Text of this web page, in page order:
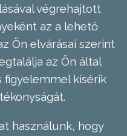
végrehajtott
az a lehető
Ön elvárásai szerint
az Ön által
figyelemmel kísérik
használunk, hogy